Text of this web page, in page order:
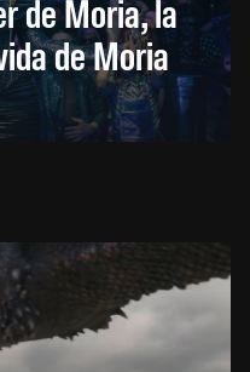
de Moria, la
de Moria